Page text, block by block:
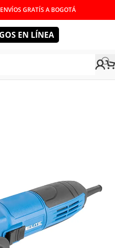
ENVÍOS GRATÍS A BOGOTÁ
EN LÍNEA